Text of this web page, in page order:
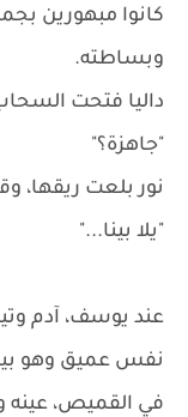
كانوا مبهورين
وبساطته.
داليا فتحت
"جاهزة؟"
نور بلعت ريقها،
"يلا بينا..."
عند يوسف، آدم
نفس عميق وهو
في القميص، عينه